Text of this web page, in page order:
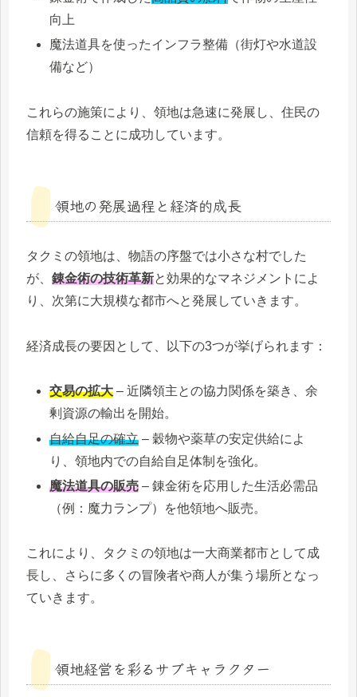
向上
魔法道具を使ったインフラ整備（街灯や水道設
備など）
これらの施策により、領地は急速に発展し、住民の
信頼を得ることに成功しています。
領地の発展過程と経済的成長
タクミの領地は、物語の序盤では小さな村でした
が、 錬金術の技術革新と効果的なマネジメントによ
り、次第に大規模な都市へと発展していきます。
経済成長の要因として、以下の3つが挙げられます：
交易の拡大 – 近隣領主との協力関係を築き、余
剰資源の輸出を開始。
自給自足の確立 – 穀物や薬草の安定供給によ
り、領地内での自給自足体制を強化。
魔法道具の販売 – 錬金術を応用した生活必需品
（例：魔力ランプ）を他領地へ販売。
これにより、タクミの領地は一大商業都市として成
長し、さらに多くの冒険者や商人が集う場所となっ
ていきます。
領地経営を彩るサブキャラクター